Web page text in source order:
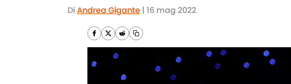
Di Andrea Gigante | 16 mag 2022